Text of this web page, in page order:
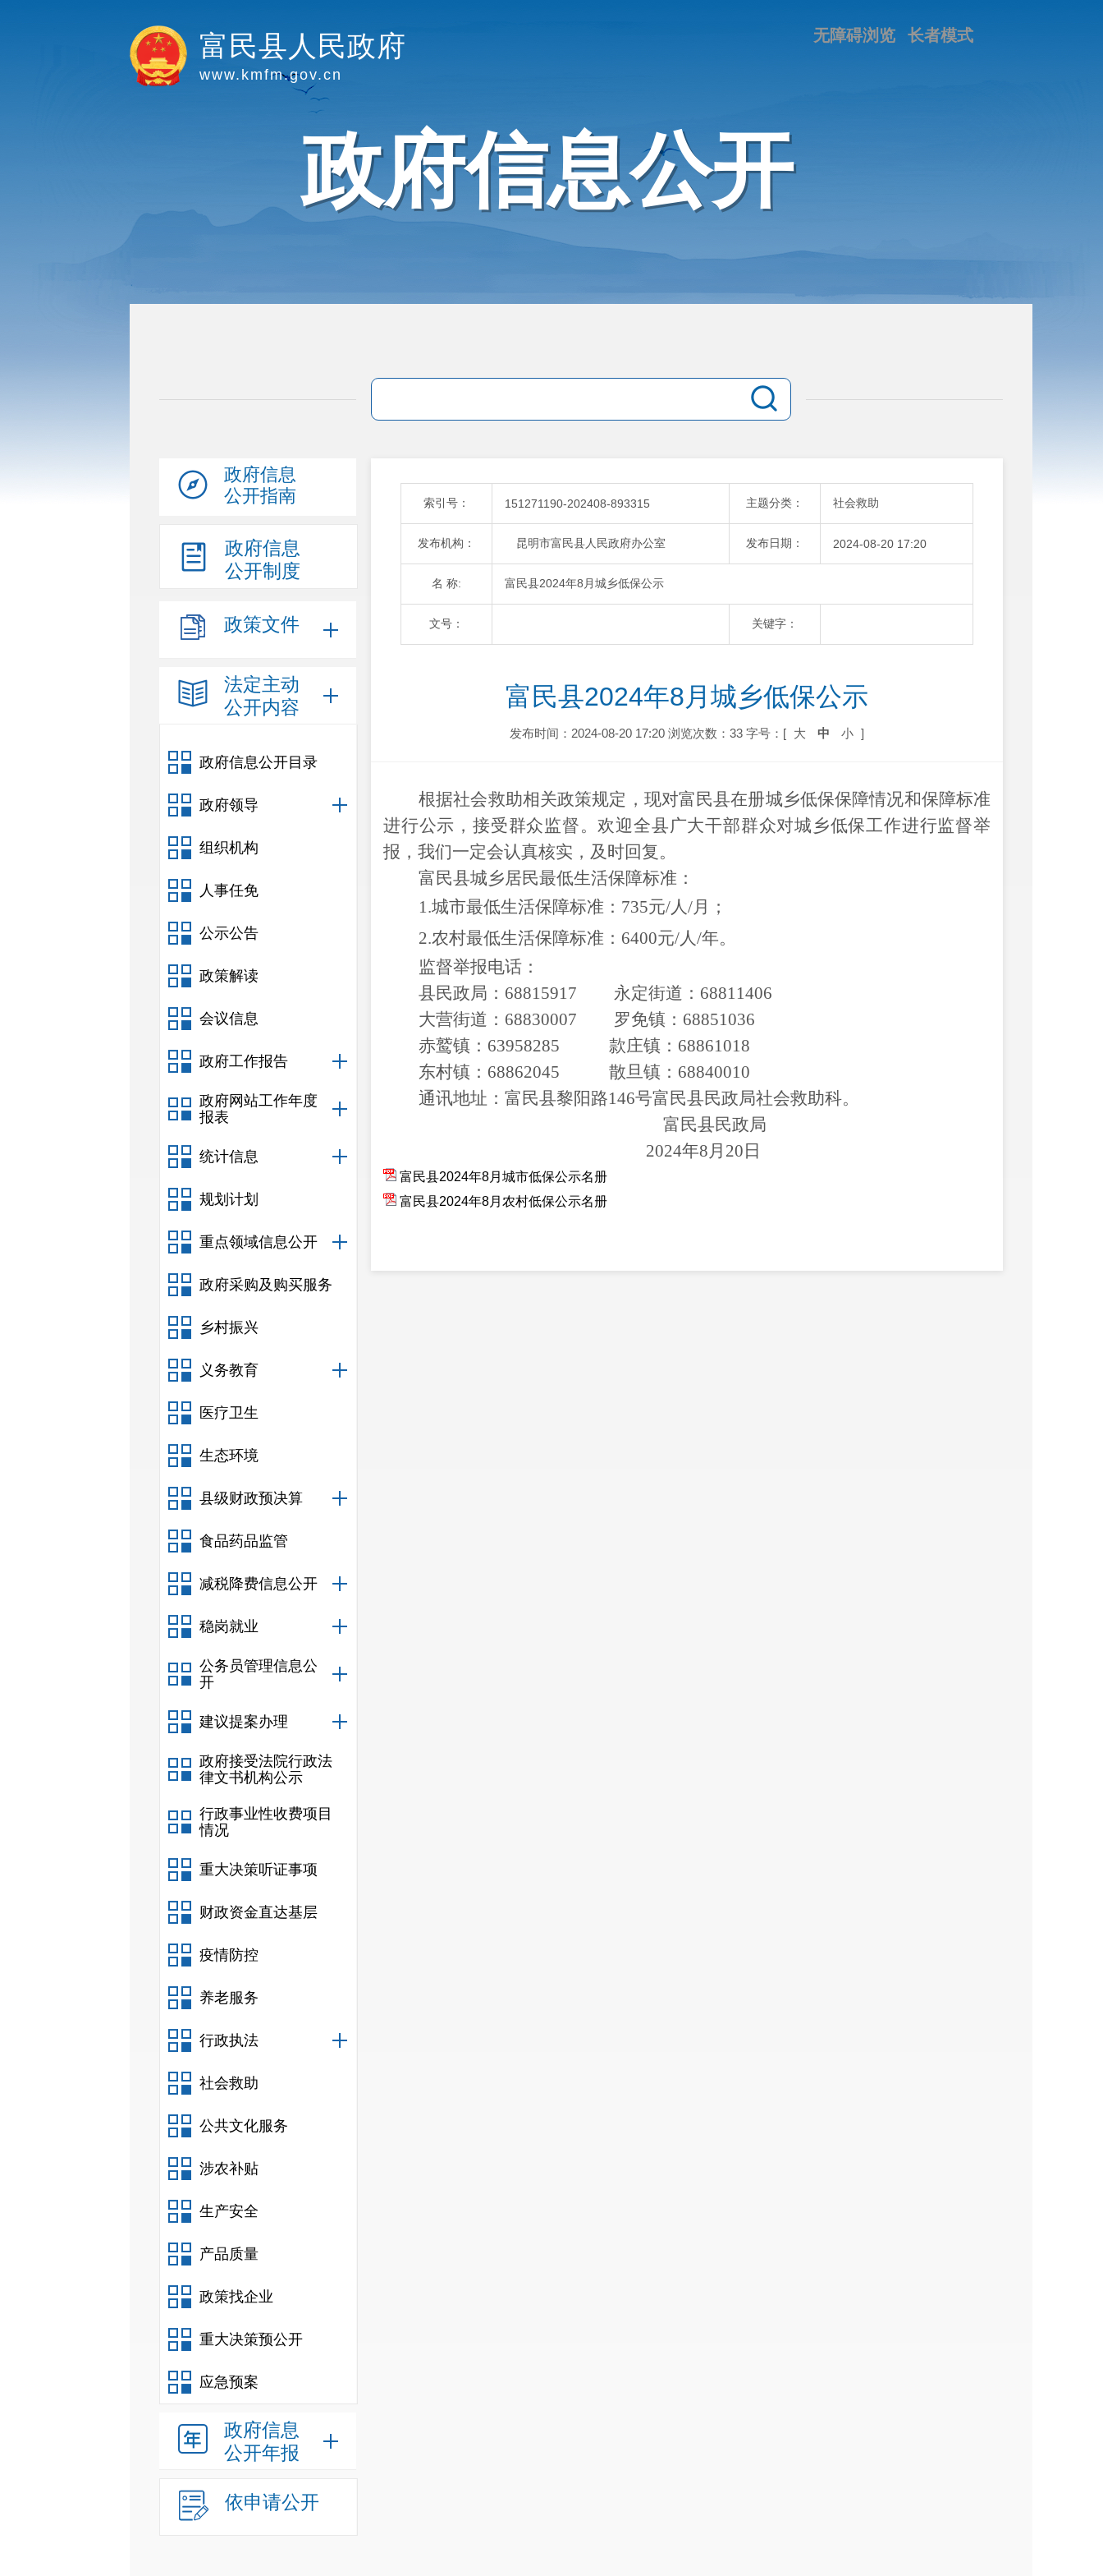
富民县人民政府
www.kmfm.gov.cn
长者模式
无障碍浏览
政府信息公开
政府信息
公开指南
政府信息
公开制度
政策文件
法定主动
公开内容
政府信息公开目录
政府领导
组织机构
人事任免
公示公告
政策解读
会议信息
政府工作报告
政府网站工作年度
报表
统计信息
规划计划
重点领域信息公开
政府采购及购买服务
乡村振兴
义务教育
医疗卫生
生态环境
县级财政预决算
食品药品监管
减税降费信息公开
稳岗就业
公务员管理信息公
开
建议提案办理
政府接受法院行政法
律文书机构公示
行政事业性收费项目
情况
重大决策听证事项
财政资金直达基层
疫情防控
养老服务
行政执法
社会救助
公共文化服务
涉农补贴
生产安全
产品质量
政策找企业
重大决策预公开
应急预案
政府信息
公开年报
依申请公开
索引号： 151271190-202408-893315 主题分类： 社会救助
发布机构： 昆明市富民县人民政府办公室 发布日期： 2024-08-20 17:20
名 称: 富民县2024年8月城乡低保公示
文号： 关键字：
富民县2024年8月城乡低保公示
发布时间：2024-08-20 17:20 浏览次数：33 字号：[ 大 中 小 ]
根据社会救助相关政策规定，现对富民县在册城乡低保保障情况和保障标准
进行公示，接受群众监督。欢迎全县广大干部群众对城乡低保工作进行监督举
报，我们一定会认真核实，及时回复。
富民县城乡居民最低生活保障标准：
1.城市最低生活保障标准 ： 735元/人/月
；
2.农村最低生活保障标准 ： 6400元/人/年。
监督举报电话：
县民政局： 68815917 永定街道： 68811406
大营街道： 68830007 罗免镇： 68851036
赤鹫镇： 63958285 款庄镇： 68861018
东村镇： 68862045 散旦镇： 68840010
通讯地址： 富民县黎阳路146号富民县民政局社会救助科。
富民县民政局
2024年8月 20 日
富民县2024年8月城市低保公示名册
富民县2024年8月农村低保公示名册